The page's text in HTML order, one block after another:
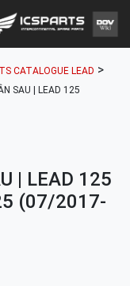
CATALOGUE LEAD >
SAU | LEAD 125
| LEAD 125
(07/2017-